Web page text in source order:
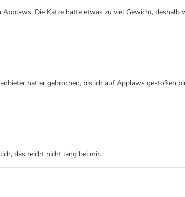
Die Katze hatte etwas zu viel Gewicht,
hat er gebrochen, bis ich auf Applaws gestoßen
das reicht nicht lang bei mir.